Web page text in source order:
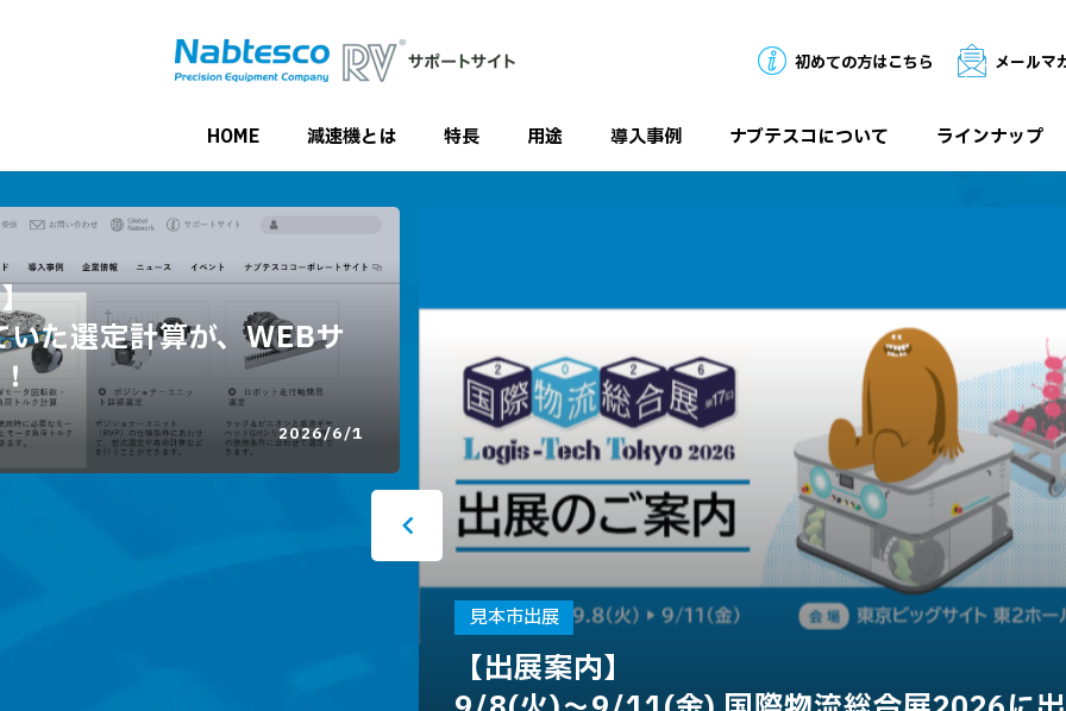
初めての方はこちら メールマ
HOME 減速機とは 特長 用途 導入事例 ナブテスコについて ラインナップ
た選定計算が、WEBサ
2026/6/1
見本市出展
【出展案内】